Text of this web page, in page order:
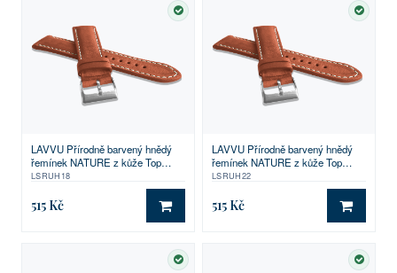
SKLADEM
LAVVU Přírodně barvený hnědý
řemínek NATURE z kůže Top
Grain - 18
LSRUH18
515 Kč DO KOŠÍKU
LAVVU Přírodně barvený hnědý
řemínek NATURE z kůže Top
Grain - 22
LSRUH22
515 Kč DO
SKLADEM